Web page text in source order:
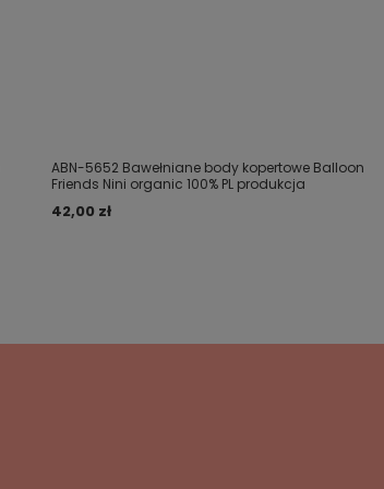
ABN-5652 Bawełniane body kopertowe Balloon
Friends Nini organic 100% PL produkcja
42,00 zł